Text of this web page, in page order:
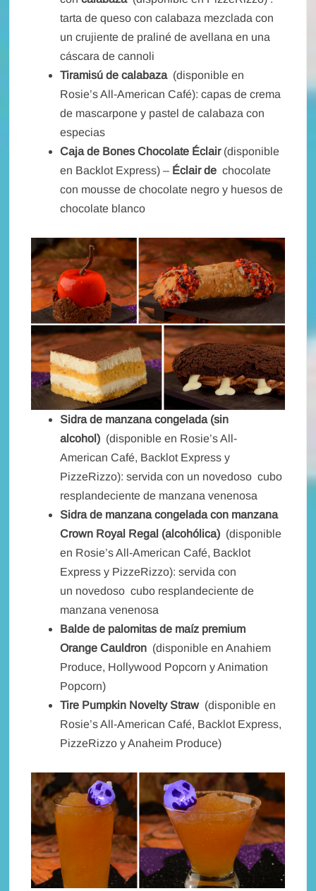
tarta de queso con calabaza mezclada con
un crujiente de praliné de avellana en una
cáscara de cannoli
Tiramisú de calabaza (disponible en
Rosie’s All-American Café): capas de crema
de mascarpone y pastel de calabaza con
especias
Caja de Bones Chocolate Éclair (disponible
en Backlot Express) – Éclair de chocolate
con mousse de chocolate negro y huesos de
chocolate blanco
Sidra de manzana congelada (sin
alcohol) (disponible en Rosie’s All-
American Café, Backlot Express y
PizzeRizzo): servida con un novedoso cubo
resplandeciente de manzana venenosa
Sidra de manzana congelada con manzana
Crown Royal Regal (alcohólica) (disponible
en Rosie’s All-American Café, Backlot
Express y PizzeRizzo): servida con
un novedoso cubo resplandeciente de
manzana venenosa
Balde de palomitas de maíz premium
Orange Cauldron (disponible en Anahiem
Produce, Hollywood Popcorn y Animation
Popcorn)
Tire Pumpkin Novelty Straw (disponible en
Rosie’s All-American Café, Backlot Express,
PizzeRizzo y Anaheim Produce)